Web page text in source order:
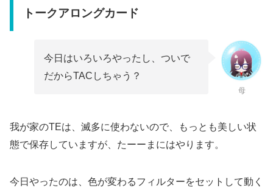
トークアロングカード
今日はいろいろやったし、ついで
だからTACしちゃう？
母
我が家のTEは、滅多に使わないので、もっとも美しい状
態で保存していますが、たーーまにはやります。
今日やったのは、色が変わるフィルターをセットして動く